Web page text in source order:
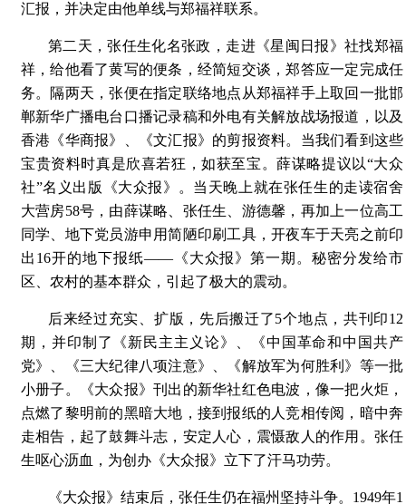
汇报，并决定由他单线与郑福祥联系。
第二天，张任生化名张政，走进《星闽日报》社找郑福
祥，给他看了黄写的便条，经简短交谈，郑答应一定完成任
务。隔两天，张便在指定联络地点从郑福祥手上取回一批邯
郸新华广播电台口播记录稿和外电有关解放战场报道，以及
香港《华商报》、《文汇报》的剪报资料。当我们看到这些
宝贵资料时真是欣喜若狂，如获至宝。薛谋略提议以“大众
社”名义出版《大众报》。当天晚上就在张任生的走读宿舍
大营房58号，由薛谋略、张任生、游德馨，再加上一位高工
同学、地下党员游申用简陋印刷工具，开夜车于天亮之前印
出16开的地下报纸——《大众报》第一期。秘密分发给市
区、农村的基本群众，引起了极大的震动。
后来经过充实、扩版，先后搬迁了5个地点，共刊印12
期，并印制了《新民主主义论》、《中国革命和中国共产
党》、《三大纪律八项注意》、《解放军为何胜利》等一批
小册子。《大众报》刊出的新华社红色电波，像一把火炬，
点燃了黎明前的黑暗大地，接到报纸的人竞相传阅，暗中奔
走相告，起了鼓舞斗志，安定人心，震慑敌人的作用。张任
生呕心沥血，为创办《大众报》立下了汗马功劳。
《大众报》结束后，张任生仍在福州坚持斗争。1949年1